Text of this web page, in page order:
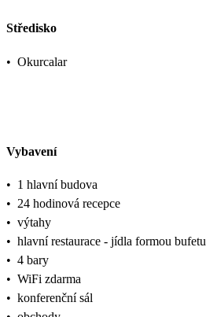
Středisko
• Okurcalar
Vybavení
• 1 hlavní budova
• 24 hodinová recepce
• výtahy
• hlavní restaurace - jídla formou bufetu
• 4 bary
• WiFi zdarma
• konferenční sál